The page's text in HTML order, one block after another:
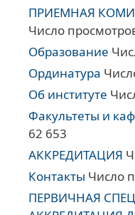
ПРИЕМНАЯ
Число
Образование
Ординатура
Об институте
Факультеты и
62 653
АККРЕДИТАЦИЯ
Контакты Число
ПЕРВИЧНАЯ